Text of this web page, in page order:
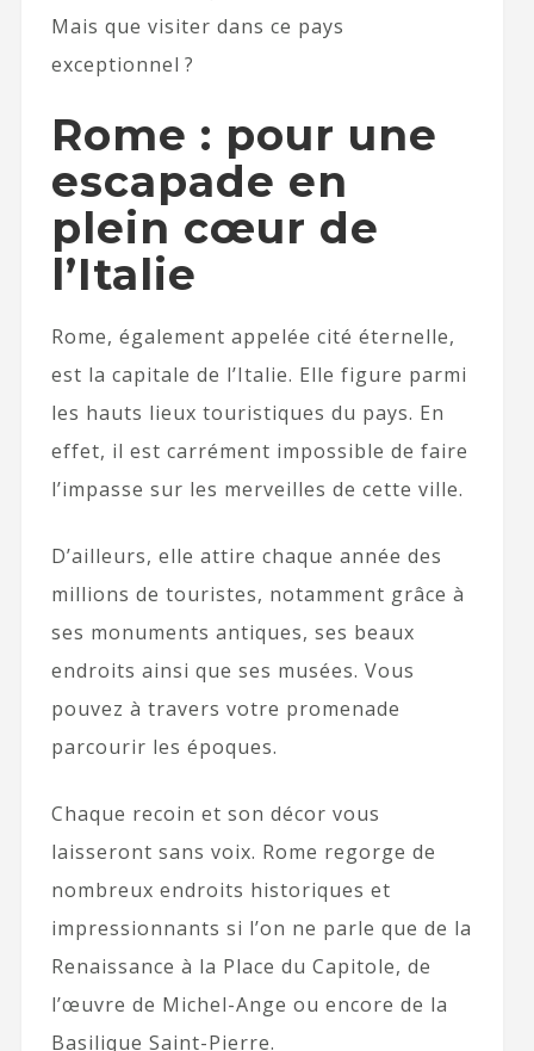
Mais que visiter dans ce pays
exceptionnel ?
Rome : pour une
escapade en
plein cœur de
l’Italie
Rome, également appelée cité éternelle,
est la capitale de l’Italie. Elle figure parmi
les hauts lieux touristiques du pays. En
effet, il est carrément impossible de faire
l’impasse sur les merveilles de cette ville.
D’ailleurs, elle attire chaque année des
millions de touristes, notamment grâce à
ses monuments antiques, ses beaux
endroits ainsi que ses musées. Vous
pouvez à travers votre promenade
parcourir les époques.
Chaque recoin et son décor vous
laisseront sans voix. Rome regorge de
nombreux endroits historiques et
impressionnants si l’on ne parle que de la
Renaissance à la Place du Capitole, de
l’œuvre de Michel-Ange ou encore de la
Basilique Saint-Pierre.